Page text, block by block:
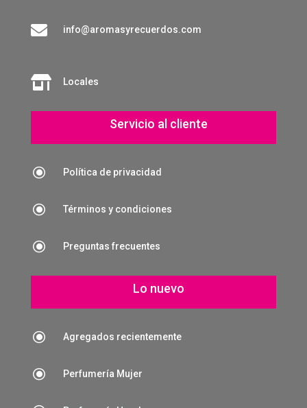
 info@aromasyrecuerdos.com
 Locales
Servicio al cliente
\ Política de privacidad
\ Términos y condiciones
\ Preguntas frecuentes
Lo nuevo
\ Agregados recientemente
\ Perfumería Mujer